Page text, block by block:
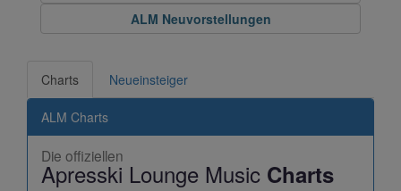
ALM Neuvorstellungen
Charts Neueinsteiger
ALM Charts
Die offiziellen
Apresski Lounge Music Charts